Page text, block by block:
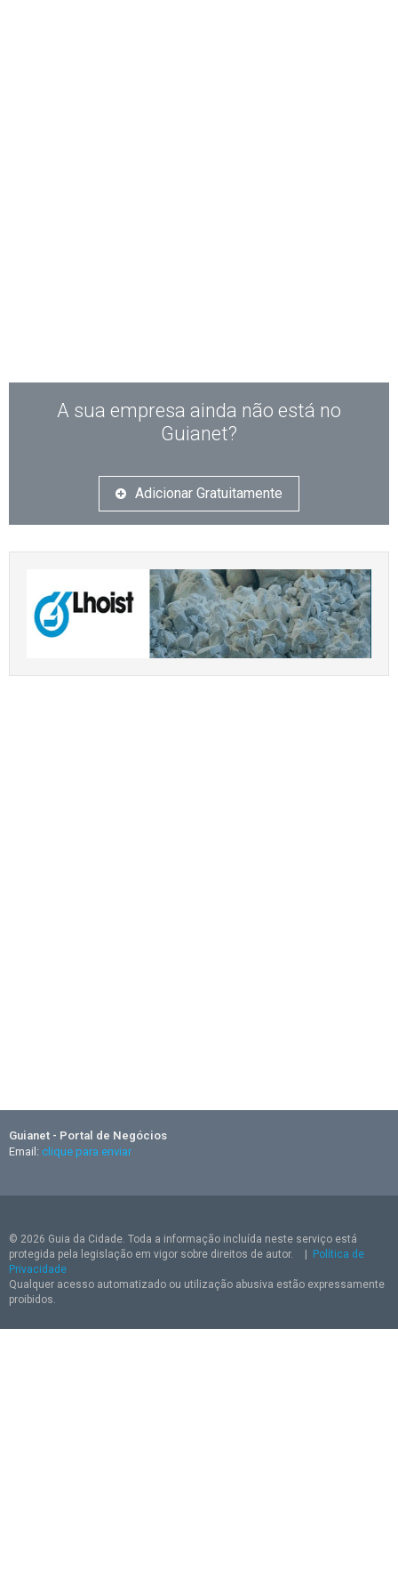
A sua empresa ainda não está no
Guianet?
Adicionar Gratuitamente
Guianet - Portal de Negócios
Email: clique para enviar
© 2026 Guia da Cidade. Toda a informação incluída neste serviço está
protegida pela legislação em vigor sobre direitos de autor.
Política de
Privacidade
Qualquer acesso automatizado ou utilização abusiva estão expressamente
proibidos.